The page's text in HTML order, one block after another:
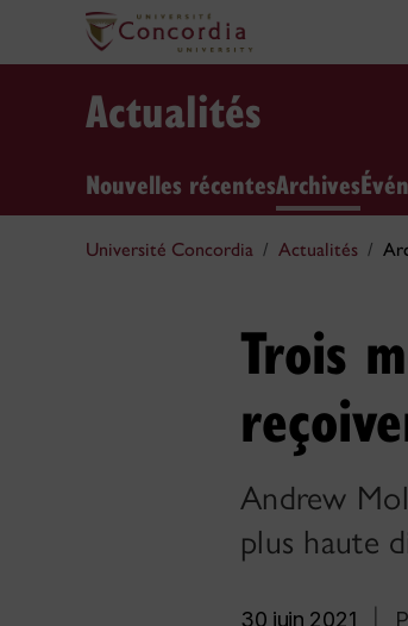
Actualités
Nouvelles récentesArchives
Université Concordia Actualités
Trois
Andrew
plus haute
30 juin 2021